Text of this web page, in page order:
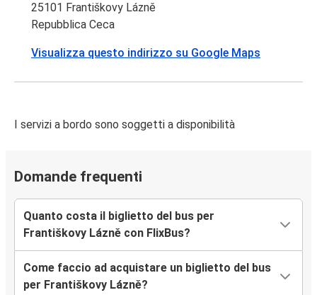
25101 Františkovy Lázně
Repubblica Ceca
Visualizza questo indirizzo su Google Maps
I servizi a bordo sono soggetti a disponibilità
Domande frequenti
Quanto costa il biglietto del bus per
Františkovy Lázně con FlixBus?
Come faccio ad acquistare un biglietto del bus
per Františkovy Lázně?